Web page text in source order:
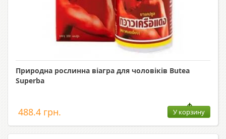
Природна рослинна віагра для чоловіків Butea
Superba
488.4 грн. У корзину